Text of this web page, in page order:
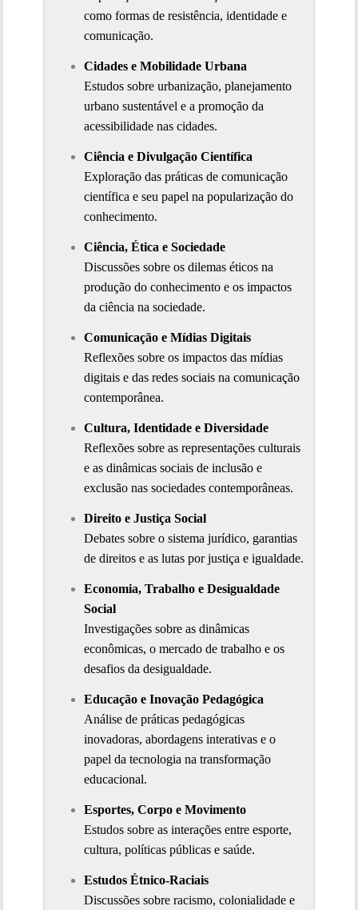
como formas de resistência, identidade e
comunicação.
Cidades e Mobilidade Urbana
Estudos sobre urbanização, planejamento
urbano sustentável e a promoção da
acessibilidade nas cidades.
Ciência e Divulgação Científica
Exploração das práticas de comunicação
científica e seu papel na popularização do
conhecimento.
Ciência, Ética e Sociedade
Discussões sobre os dilemas éticos na
produção do conhecimento e os impactos
da ciência na sociedade.
Comunicação e Mídias Digitais
Reflexões sobre os impactos das mídias
digitais e das redes sociais na comunicação
contemporânea.
Cultura, Identidade e Diversidade
Reflexões sobre as representações culturais
e as dinâmicas sociais de inclusão e
exclusão nas sociedades contemporâneas.
Direito e Justiça Social
Debates sobre o sistema jurídico, garantias
de direitos e as lutas por justiça e igualdade.
Economia, Trabalho e Desigualdade
Social
Investigações sobre as dinâmicas
econômicas, o mercado de trabalho e os
desafios da desigualdade.
Educação e Inovação Pedagógica
Análise de práticas pedagógicas
inovadoras, abordagens interativas e o
papel da tecnologia na transformação
educacional.
Esportes, Corpo e Movimento
Estudos sobre as interações entre esporte,
cultura, políticas públicas e saúde.
Estudos Étnico-Raciais
Discussões sobre racismo, colonialidade e